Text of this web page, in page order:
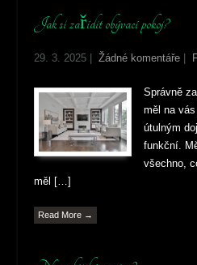
Jak si zařídit obývací pokoj?
29. 3. 2025 |Žádné komentáře
Správně
měl na
útulným
funkční.
všechno,
měl […]
Read More →